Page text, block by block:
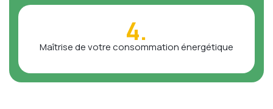
4.
Maîtrise de votre consommation énergétique